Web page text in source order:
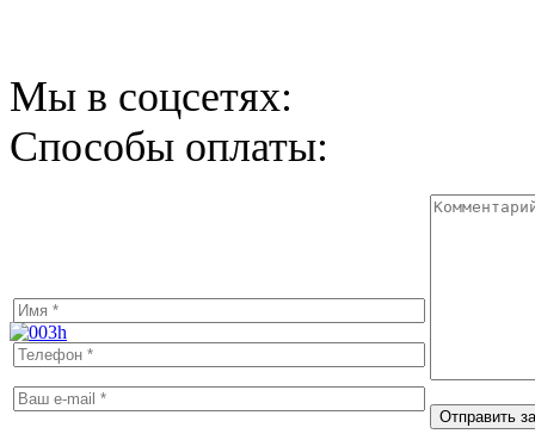
Мы в соцсетях:
Способы оплаты: